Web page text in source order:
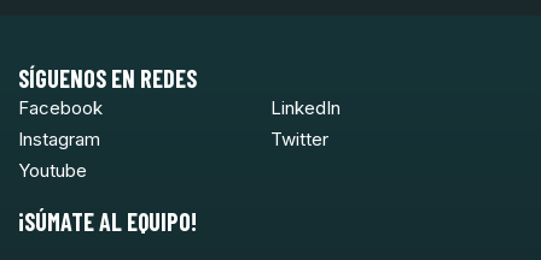
SÍGUENOS EN REDES
Facebook
LinkedIn
Instagram
Twitter
Youtube
¡SÚMATE AL EQUIPO!